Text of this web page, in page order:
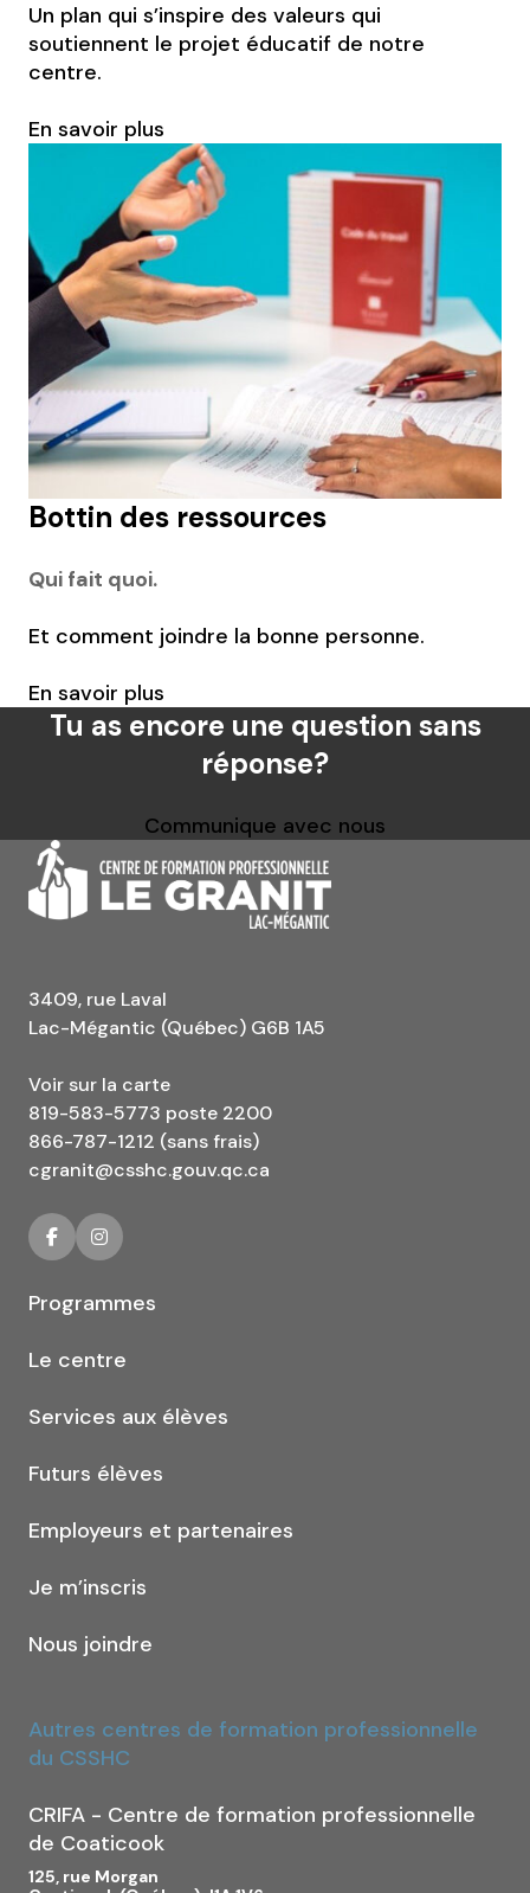
Un plan qui s’inspire des valeurs qui
soutiennent le projet éducatif de notre
centre.
En savoir plus
Bottin des ressources
Qui fait quoi.
Et comment joindre la bonne personne.
En savoir plus
Tu as encore une question sans
réponse?
Communique avec nous
3409, rue Laval
Lac-Mégantic (Québec) G6B 1A5
Voir sur la carte
819-583-5773 poste 2200
866-787-1212 (sans frais)
cgranit@csshc.gouv.qc.ca
Programmes
Le centre
Services aux élèves
Futurs élèves
Employeurs et partenaires
Je m’inscris
Nous joindre
Autres centres de formation professionnelle
du CSSHC
CRIFA - Centre de formation professionnelle
de Coaticook
125, rue Morgan